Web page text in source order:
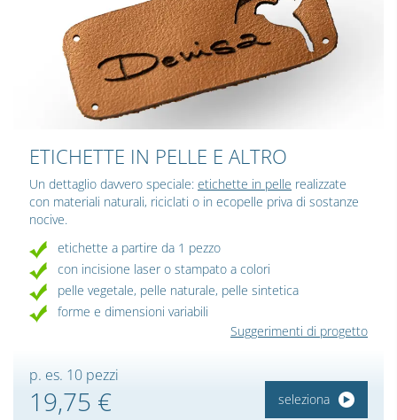
ETICHETTE IN PELLE E ALTRO
Un dettaglio davvero speciale: etichette in pelle realizzate
con materiali naturali, riciclati o in ecopelle priva di sostanze
nocive.
etichette a partire da 1 pezzo
con incisione laser o stampato a colori
pelle vegetale, pelle naturale, pelle sintetica
forme e dimensioni variabili
Suggerimenti di progetto
p. es. 10 pezzi
19,75 € seleziona